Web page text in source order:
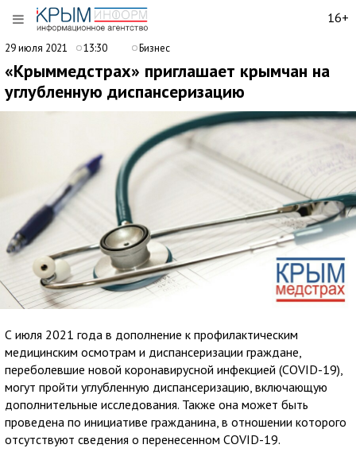
16+
29 июля 2021 13:30 Бизнес
«Крыммедстрах» приглашает крымчан на
углубленную диспансеризацию
С июля 2021 года в дополнение к профилактическим
медицинским осмотрам и диспансеризации граждане,
переболевшие новой коронавирусной инфекцией (COVID-19),
могут пройти углубленную диспансеризацию, включающую
дополнительные исследования. Также она может быть
проведена по инициативе гражданина, в отношении которого
отсутствуют сведения о перенесенном COVID-19.